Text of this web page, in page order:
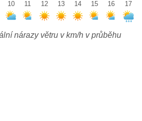
10
11
12
13
14
15
16
17
nárazy větru v km/h v průběhu